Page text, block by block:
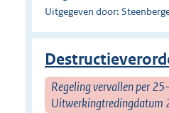
Uitgegeven door:
Regeling vervallen per